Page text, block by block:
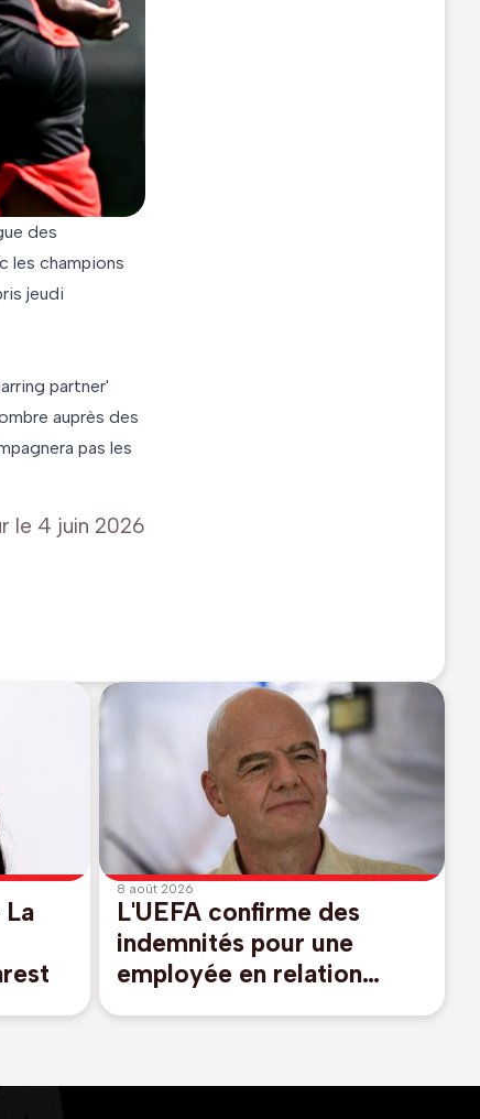
des
les champions
jeudi
partner'
auprès des
pas les
le 4 juin 2026
8 août 2026
L'UEFA confirme des
indemnités pour une
employée en relation